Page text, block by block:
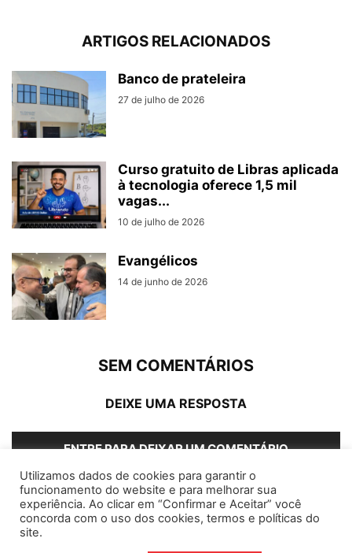
ARTIGOS RELACIONADOS
Banco de prateleira
27 de julho de 2026
Curso gratuito de Libras aplicada
à tecnologia oferece 1,5 mil
vagas...
10 de julho de 2026
Evangélicos
14 de junho de 2026
SEM COMENTÁRIOS
DEIXE UMA RESPOSTA
ENTRE PARA DEIXAR UM COMENTÁRIO
Home Editorias Coluna Social Grampos
Utilizamos dados de cookies para garantir o
funcionamento do website e para melhorar sua
experiência. Ao clicar em “Confirmar e Aceitar” você
concorda com o uso dos cookies, termos e políticas do
site.